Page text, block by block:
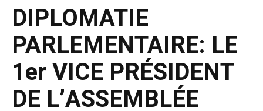
DIPLOMATIE
PARLEMENTAIRE: LE
1er VICE PRÉSIDENT
DE L’ASSEMBLÉE